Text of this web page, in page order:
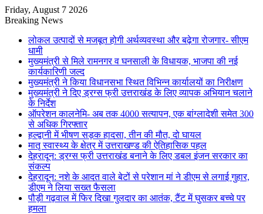
Friday, August 7 2026
Breaking News
लोकल उत्पादों से मजबूत होगी अर्थव्यवस्था और बढ़ेगा रोजगार- सीएम
धामी
मुख्यमंत्री से मिले रामनगर व घनसाली के विधायक, भाजपा की नई
कार्यकारिणी जल्द
मुख्यमंत्री ने किया विधानसभा स्थित विभिन्न कार्यालयों का निरीक्षण
मुख्यमंत्री ने दिए ड्रग्स फ्री उत्तराखंड के लिए व्यापक अभियान चलाने
के निर्देश
ऑपरेशन कालनेमि- अब तक 4000 सत्यापन, एक बांग्लादेशी समेत 300
से अधिक गिरफ्तार
हल्द्वानी में भीषण सड़क हादसा, तीन की मौत, दो घायल
मातृ स्वास्थ्य के क्षेत्र में उत्तराखण्ड की ऐतिहासिक पहल
देहरादून: ड्रग्स फ्री उत्तराखंड बनाने के लिए डबल इंजन सरकार का
संकल्प
देहरादून: नशे के आदत वाले बेटों से परेशान मां ने डीएम से लगाई गुहार,
डीएम ने लिया सख्त फैसला
पौड़ी गढ़वाल में फिर दिखा गुलदार का आतंक, टैंट में घुसकर बच्चे पर
हमला